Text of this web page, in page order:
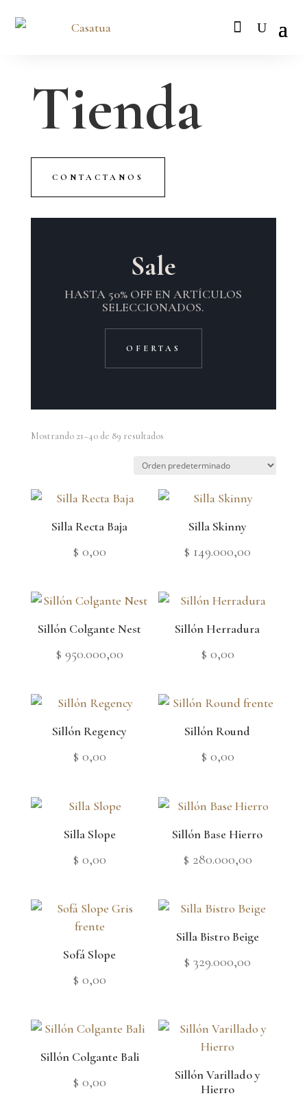
Tienda
CONTACTANOS
Sale
HASTA 50% OFF EN ARTÍCULOS
SELECCIONADOS.
OFERTAS
Mostrando 21–40 de 89 resultados
Silla Recta Baja
$ 0,00
Silla Skinny
$ 149.000,00
Sillón Colgante Nest
$ 950.000,00
Sillón Herradura
$ 0,00
Sillón Regency
$ 0,00
Sillón Round
$ 0,00
Silla Slope
$ 0,00
Sillón Base Hierro
$ 280.000,00
Sofá Slope
$ 0,00
Silla Bistro Beige
$ 329.000,00
Sillón Colgante Bali
$ 0,00
Sillón Varillado y
Hierro